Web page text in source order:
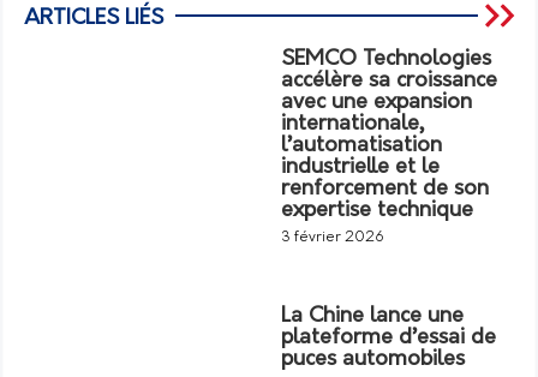
ARTICLES LIÉS
SEMCO Technologies
accélère sa croissance
avec une expansion
internationale,
l’automatisation
industrielle et le
renforcement de son
expertise technique
3 février 2026
La Chine lance une
plateforme d’essai de
puces automobiles